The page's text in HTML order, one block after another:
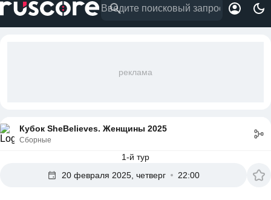
реклама
Кубок SheBelieves. Женщины 2025
Сборные
1-й тур
20 февраля 2025, четверг
22:00